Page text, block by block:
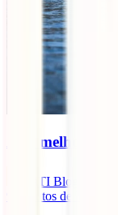
As 7 melhores
IATI Blog
minutos de leitura